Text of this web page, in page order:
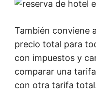
También conviene
precio total para
con impuestos y
comparar una
con otra tarifa